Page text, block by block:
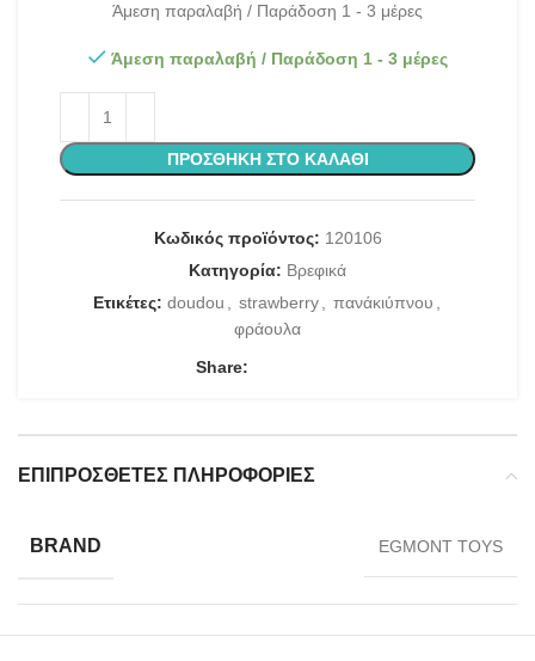
Άμεση παραλαβή / Παράδοση 1 - 3 μέρες
Άμεση παραλαβή / Παράδοση 1 - 3 μέρες
ΠΡΟΣΘΉΚΗ ΣΤΟ ΚΑΛΆΘΙ
Κωδικός προϊόντος: 120106
Κατηγορία: Βρεφικά
Ετικέτες: doudou strawberry πανάκιύπνου
φράουλα
Share:
ΕΠΙΠΡΌΣΘΕΤΕΣ ΠΛΗΡΟΦΟΡΊΕΣ
BRAND EGMONT TOYS